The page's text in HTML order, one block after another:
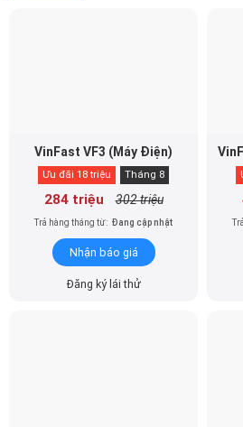
VinFast VF3 (Máy Điện)
Ưu đãi 18 triệu Tháng 8
284 triệu 302 triệu
Trả hàng tháng từ: Đang cập nhật
Nhận báo giá
Đăng ký lái thử